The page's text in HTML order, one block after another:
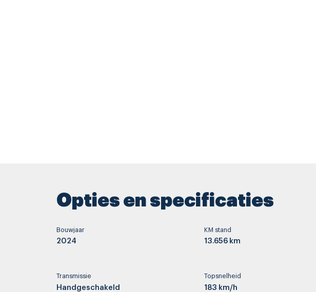
Opties en specificaties
Bouwjaar
2024
KM stand
13.656 km
Transmissie
Handgeschakeld
Topsnelheid
183 km/h